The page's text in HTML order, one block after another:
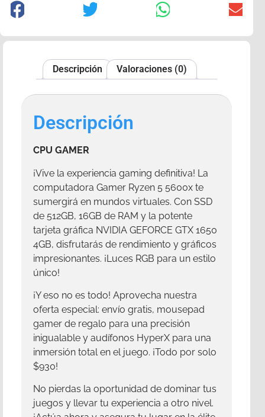
Descripción Valoraciones (0)
Descripción
CPU GAMER
¡Vive la experiencia gaming definitiva! La
computadora Gamer Ryzen 5 5600x te
sumergirá en mundos virtuales. Con SSD
de 512GB, 16GB de RAM y la potente
tarjeta gráfica NVIDIA GEFORCE GTX 1650
4GB, disfrutarás de rendimiento y gráficos
impresionantes. ¡Luces RGB para un estilo
único!
¡Y eso no es todo! Aprovecha nuestra
oferta especial: envío gratis, mousepad
gamer de regalo para una precisión
inigualable y audífonos HyperX para una
inmersión total en el juego. ¡Todo por solo
$930!
No pierdas la oportunidad de dominar tus
juegos y llevar tu experiencia a otro nivel.